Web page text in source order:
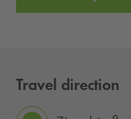
Travel direction